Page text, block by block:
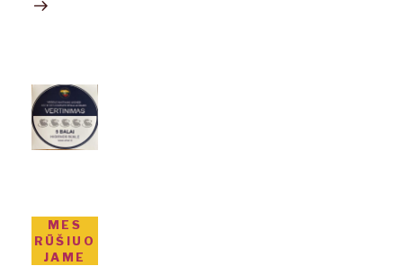
MES
RŪŠIUO
JAME